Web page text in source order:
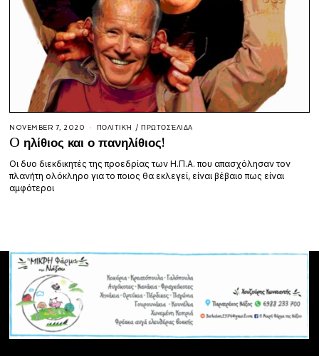
NOVEMBER 7, 2020 ΠΟΛΙΤΙΚΉ / ΠΡΩΤΟΣΈΛΙΔΑ
O ηλίθιος και ο πανηλίθιος!
Οι δυο διεκδικητές της προεδρίας των Η.Π.Α. που απασχόλησαν τον
πλανήτη ολόκληρο για το ποιος θα εκλεγεί, είναι βέβαιο πως είναι
αμφότεροι